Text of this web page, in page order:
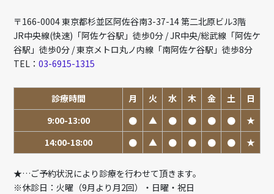
〒166-0004 東京都杉並区阿佐谷南3-37-14 第二北原ビル3階
JR中央線(快速)「阿佐ケ谷駅」徒歩0分 / JR中央/総武線「阿佐ケ
谷駅」徒歩0分 / 東京メトロ丸ノ内線「南阿佐ケ谷駅」徒歩8分
TEL： 03-6915-1315
診療時間 月 火 水 木 金 土
日
9:00-13:00
● ▲ ● ● ● ●
★
14:00-18:00
● ▲ ● ● ● ● ★
★…ご予約状況により診療を行わせて頂きます。
※休診日：火曜（9月より月2回）・日曜・祝日